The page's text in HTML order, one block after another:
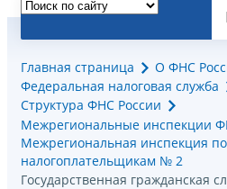
Главная страница
О ФНС
Федеральная налоговая служба
Структура ФНС России
Межрегиональные инспекции
Межрегиональная инспекция
налогоплательщикам № 2
Государственная гражданская